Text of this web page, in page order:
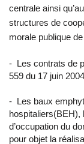
centrale ainsi
structures de
morale publique
- Les contrats de
559 du 17 juin
- Les baux
hospitaliers(BEH),
d’occupation du
pour objet la